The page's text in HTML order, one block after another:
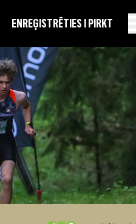
ENREĢISTRĒTIES I PIRKT